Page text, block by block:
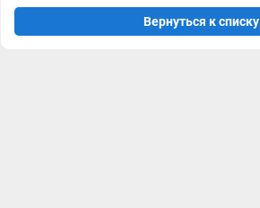
Вернуться к списку